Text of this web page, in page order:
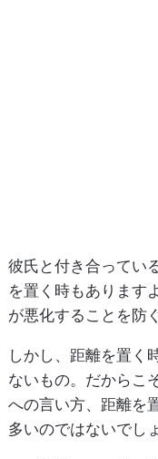
彼氏と付き合ってい
を置く時もあります
が悪化することを防
しかし、距離を置く
ないもの。だからこ
への言い方、距離を
多いのではないでし